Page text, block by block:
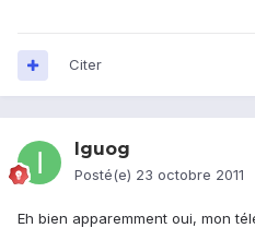
Citer
Iguog
Posté(e) 23 octobre 2011
Eh bien apparemment oui, mon